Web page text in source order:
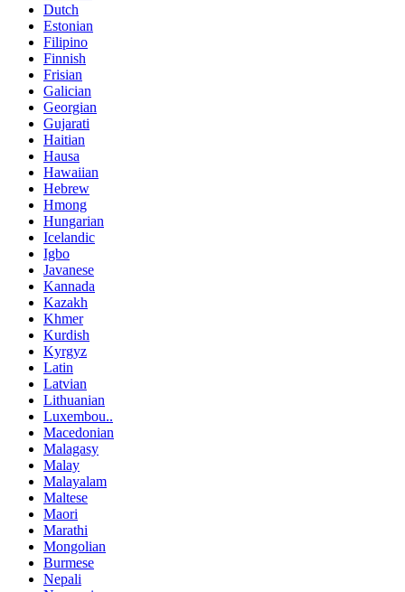
Dutch
Estonian
Filipino
Finnish
Frisian
Galician
Georgian
Gujarati
Haitian
Hausa
Hawaiian
Hebrew
Hmong
Hungarian
Icelandic
Igbo
Javanese
Kannada
Kazakh
Khmer
Kurdish
Kyrgyz
Latin
Latvian
Lithuanian
Luxembou..
Macedonian
Malagasy
Malay
Malayalam
Maltese
Maori
Marathi
Mongolian
Burmese
Nepali